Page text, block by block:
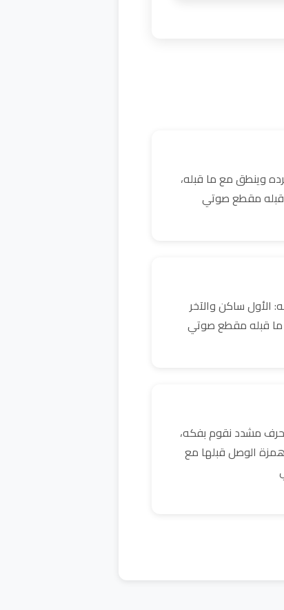
وينطق مع ما قبله،
قبله مقطع صوتي
الأول ساكن والآخر
ما قبله مقطع صوتي
حرف مشدد نقوم بفكه،
همزة الوصل قبلها مع